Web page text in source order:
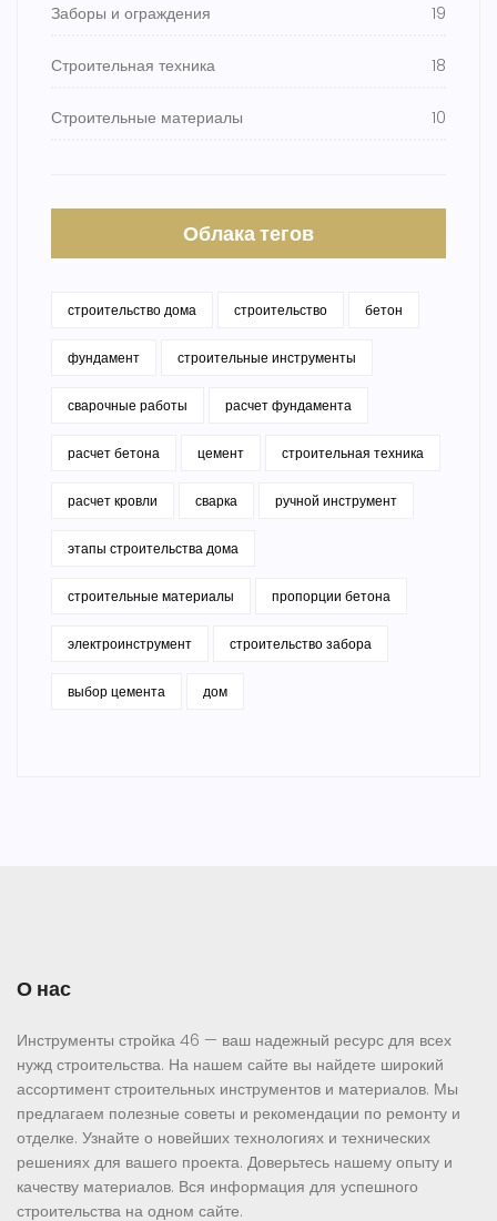
Заборы и ограждения 19
Строительная техника 18
Строительные материалы 10
Облака тегов
строительство дома строительство бетон
фундамент строительные инструменты
сварочные работы расчет фундамента
расчет бетона цемент строительная техника
расчет кровли сварка ручной инструмент
этапы строительства дома
строительные материалы пропорции бетона
электроинструмент строительство забора
выбор цемента дом
О нас
Инструменты стройка 46 — ваш надежный ресурс для всех
нужд строительства. На нашем сайте вы найдете широкий
ассортимент строительных инструментов и материалов. Мы
предлагаем полезные советы и рекомендации по ремонту и
отделке. Узнайте о новейших технологиях и технических
решениях для вашего проекта. Доверьтесь нашему опыту и
качеству материалов. Вся информация для успешного
строительства на одном сайте.